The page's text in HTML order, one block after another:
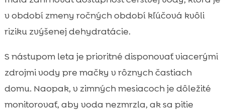
v období zmeny ročných období kľúčová kvôli
riziku zvýšenej dehydratácie.
S nástupom leta je prioritné disponovať viacerými
zdrojmi vody pre mačky v rôznych častiach
domu. Naopak, v zimných mesiacoch je dôležité
monitorovať, aby voda nezmrzla, ak sa pitie